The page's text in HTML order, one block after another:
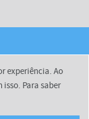
Privacidade
experiência. Ao
Para saber